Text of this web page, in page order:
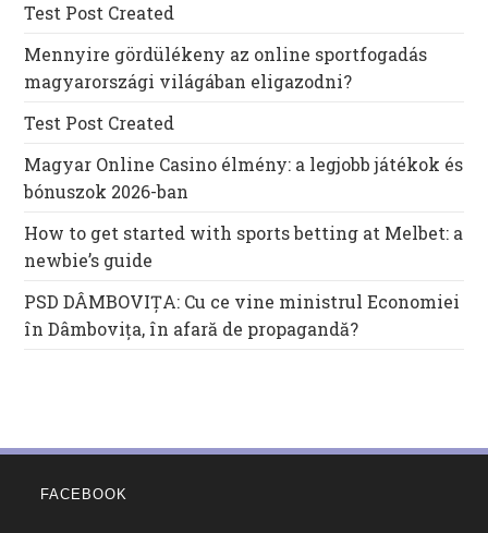
Test Post Created
Mennyire gördülékeny az online sportfogadás
magyarországi világában eligazodni?
Test Post Created
Magyar Online Casino élmény: a legjobb játékok és
bónuszok 2026-ban
How to get started with sports betting at Melbet: a
newbie’s guide
PSD DÂMBOVIȚA: Cu ce vine ministrul Economiei
în Dâmbovița, în afară de propagandă?
FACEBOOK